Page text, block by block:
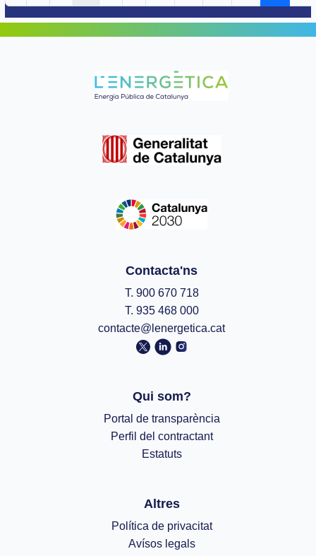
Contacta'ns
T. 900 670 718
T. 935 468 000
contacte@lenergetica.cat
Qui som?
Portal de transparència
Perfil del contractant
Estatuts
Altres
Política de privacitat
Avísos legals